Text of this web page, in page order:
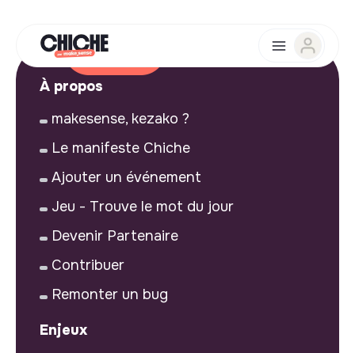
À propos
makesense, kezako ?
Le manifeste Chiche
Ajouter un événement
Jeu - Trouve le mot du jour
Devenir Partenaire
Contribuer
Remonter un bug
Enjeux